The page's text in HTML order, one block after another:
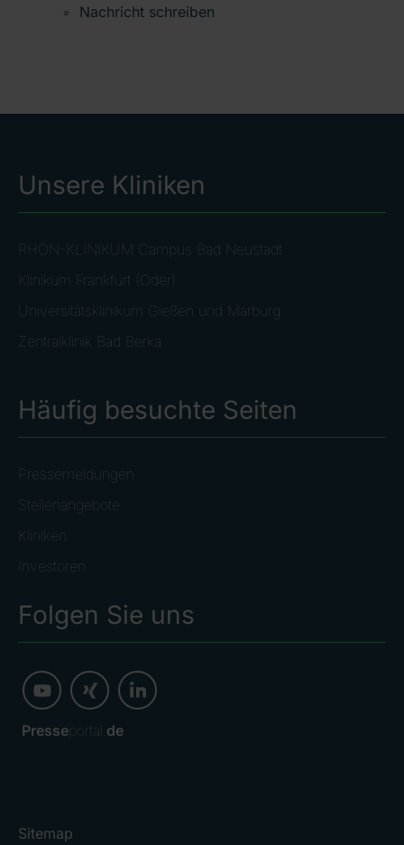
Nachricht schreiben
Unsere Kliniken
RHÖN-KLINIKUM Campus Bad Neustadt
Klinikum Frankfurt (Oder)
Universitätsklinikum Gießen und Marburg
Zentralklinik Bad Berka
Häufig besuchte Seiten
Pressemeldungen
Stellenangebote
Kliniken
Investoren
Folgen Sie uns
Presseportal. de
Sitemap